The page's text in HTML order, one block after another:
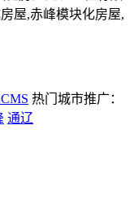
屋,赤峰模块化房屋,
热门城市推广：
通辽